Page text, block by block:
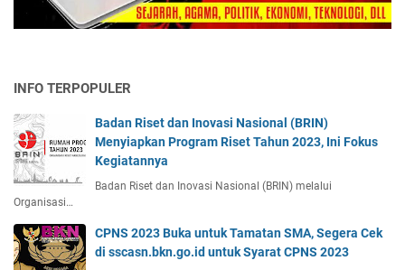
INFO TERPOPULER
Badan Riset dan Inovasi Nasional (BRIN)
Menyiapkan Program Riset Tahun 2023, Ini Fokus
Kegiatannya
Badan Riset dan Inovasi Nasional (BRIN) melalui
Organisasi…
CPNS 2023 Buka untuk Tamatan SMA, Segera Cek
di sscasn.bkn.go.id untuk Syarat CPNS 2023